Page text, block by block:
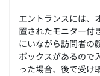
エントランスには、
置されたモニター付
にいながら訪問者の
ボックスがあるので
った場合、後で受け